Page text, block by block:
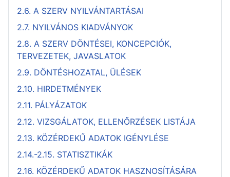
2.6. A SZERV NYILVÁNTARTÁSAI
2.7. NYILVÁNOS KIADVÁNYOK
2.8. A SZERV DÖNTÉSEI, KONCEPCIÓK,
TERVEZETEK, JAVASLATOK
2.9. DÖNTÉSHOZATAL, ÜLÉSEK
2.10. HIRDETMÉNYEK
2.11. PÁLYÁZATOK
2.12. VIZSGÁLATOK, ELLENŐRZÉSEK LISTÁJA
2.13. KÖZÉRDEKŰ ADATOK IGÉNYLÉSE
2.14.-2.15. STATISZTIKÁK
2.16. KÖZÉRDEKŰ ADATOK HASZNOSÍTÁSÁRA